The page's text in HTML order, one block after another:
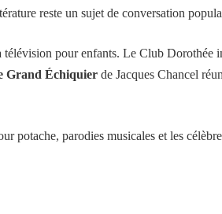
reste un sujet de conversation
pour enfants. Le Club Dorothée
Grand Échiquier de Jacques Chancel
potache, parodies musicales et les